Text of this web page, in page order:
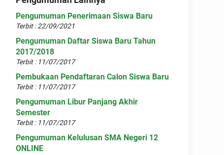
Pengumuman Penerimaan Siswa Baru
Terbit : 22/09/2021
Pengumuman Daftar Siswa Baru Tahun
2017/2018
Terbit : 11/07/2017
Pembukaan Pendaftaran Calon Siswa Baru
Terbit : 11/07/2017
Pengumuman Libur Panjang Akhir
Semester
Terbit : 11/07/2017
Pengumuman Kelulusan SMA Negeri 12
ONLINE